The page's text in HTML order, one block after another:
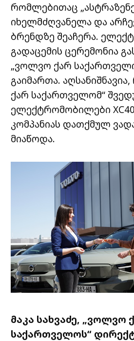
რომლებითაც
იხელმძღვანელა და
ბრენდზე შეაჩერა.
გადაცემის ცერემონია
„ვოლვო ქარ
გაიმართა.
ქარ საქართველომ“
ელექტრომობილები XC40
კომპანიას დათქმულ
მიაწოდა.
მაკა სახვაძე, „ვოლვო
საქართველოს“